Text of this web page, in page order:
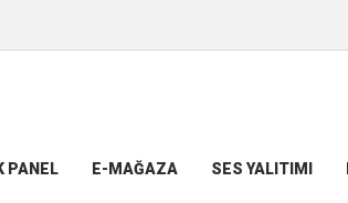
PANEL E-MAĞAZA SES YALITIMI